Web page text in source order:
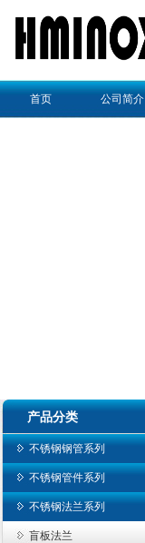
首页 公司简介
产品分类
不锈钢钢管系列
不锈钢无缝管
不锈钢焊管
不锈钢矩形管
不锈钢管件系列
弯头
三通/四通
不锈钢法兰系列
盲板法兰